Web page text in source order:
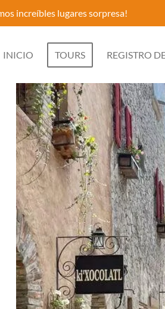
increíbles lugares sorpresa!
INICIO TOURS REGISTRO